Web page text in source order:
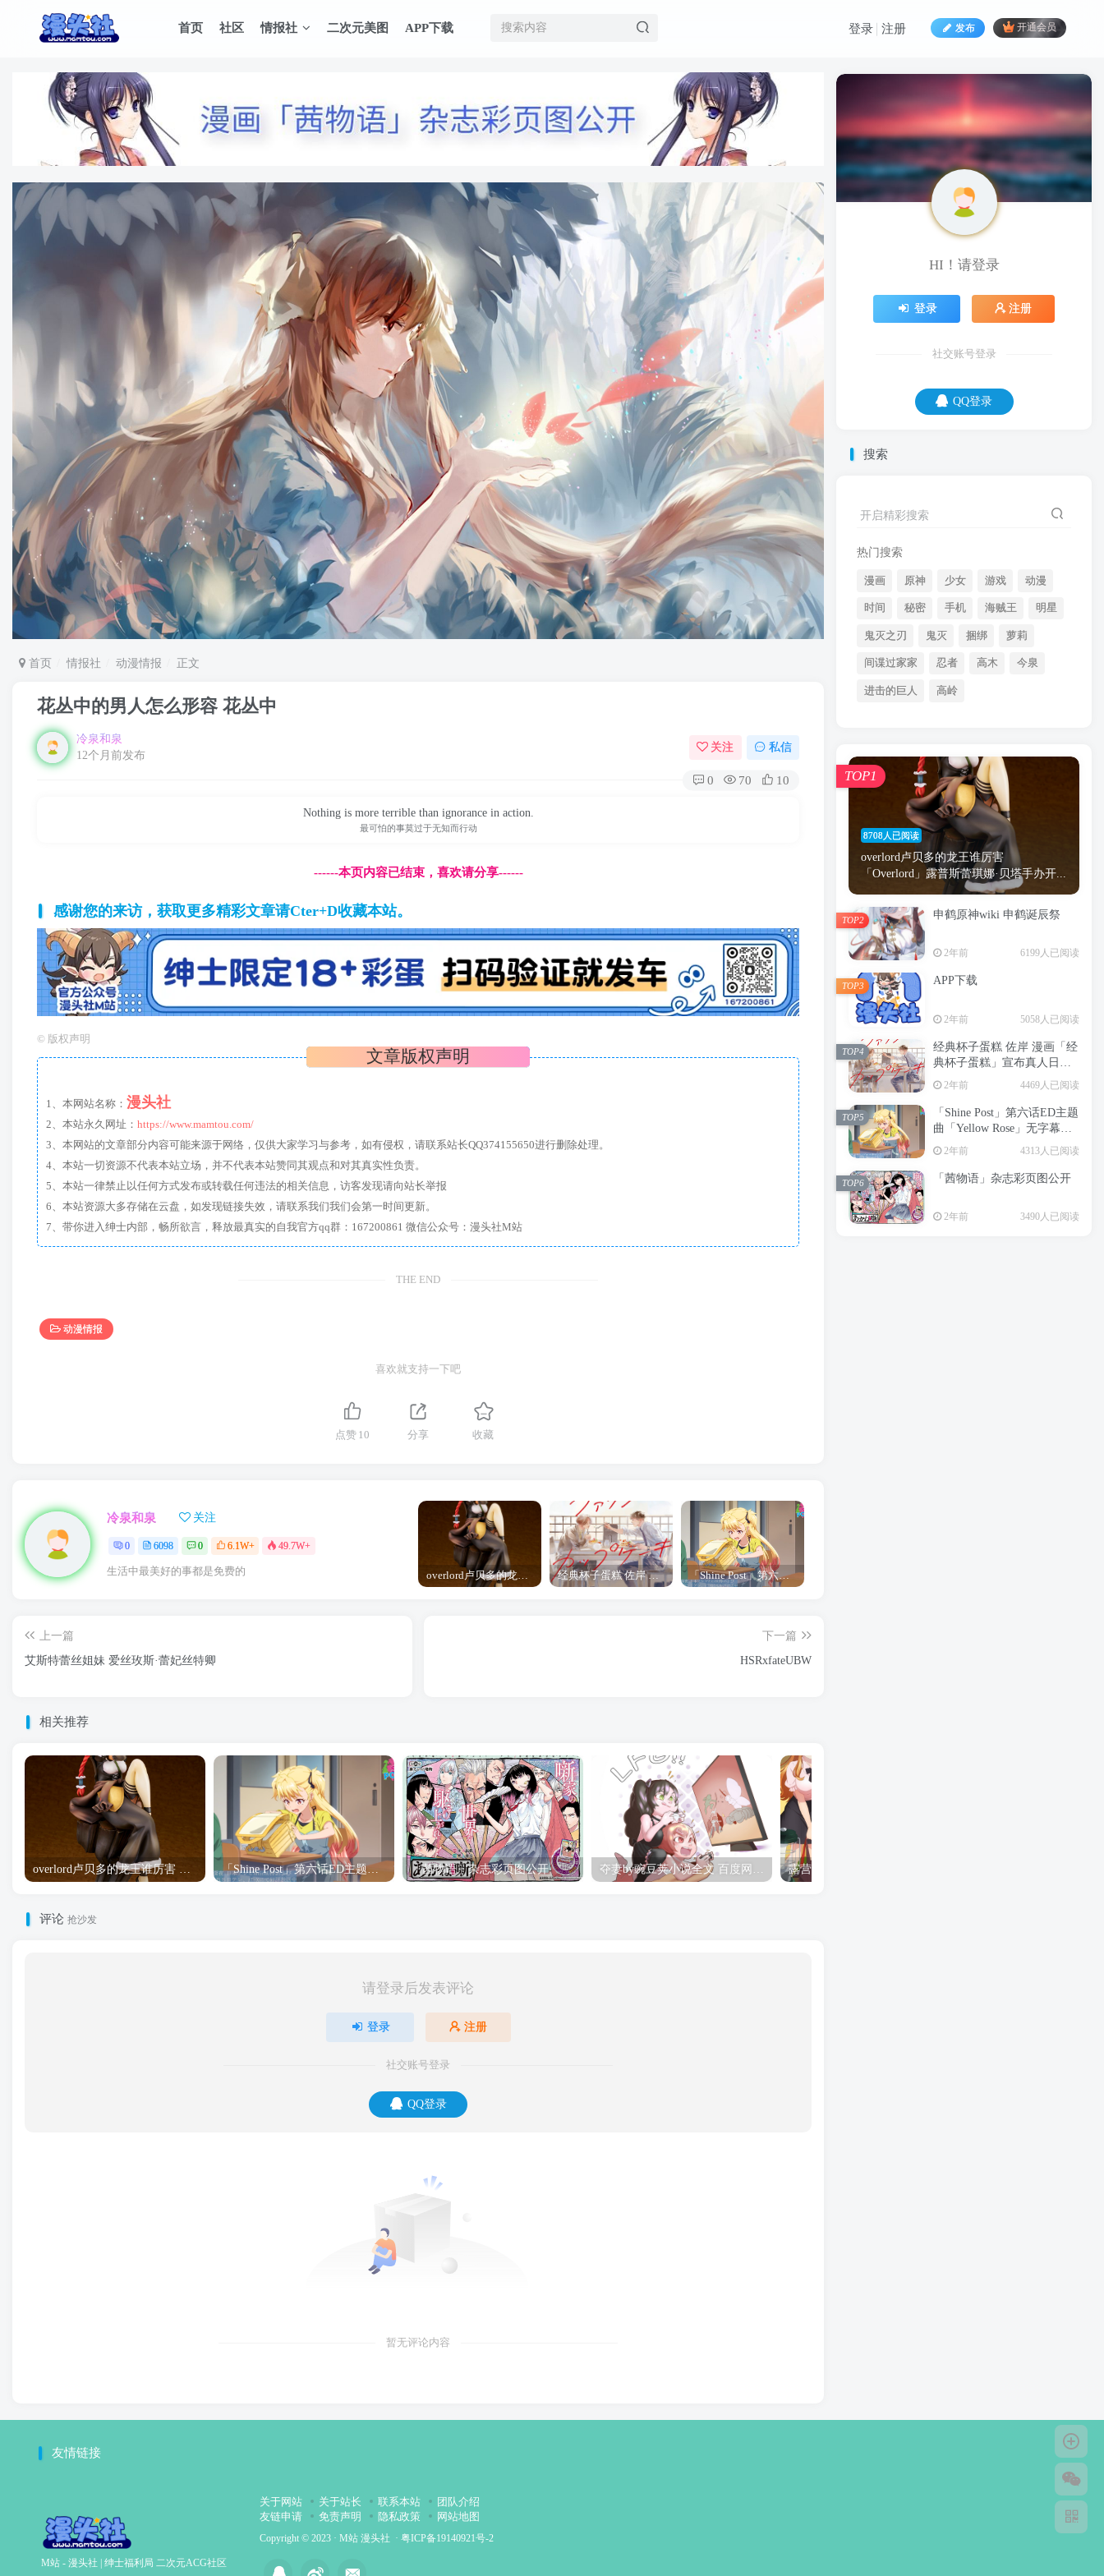
首页 社区 情报社 二次元美图 APP下载 发布 开通会员
登录 注册
首页 情报社 动漫情报 正文
花丛中的男人怎么形容 花丛中
冷泉和泉
12个月前发布
关注 私信
0 70 10
Nothing is more terrible than ignorance in action.
最可怕的事莫过于无知而行动
------本页内容已结束，喜欢请分享------
感谢您的来访，获取更多精彩文章请Cter+D收藏本站。
© 版权声明
文章版权声明
1、本网站名称： 漫头社
2、本站永久网址： https://www.mamtou.com/
3、本网站的文章部分内容可能来源于网络，仅供大家学习与参考，如有侵权，请联系站长QQ374155650进行删除处理。
4、本站一切资源不代表本站立场，并不代表本站赞同其观点和对其真实性负责。
5、本站一律禁止以任何方式发布或转载任何违法的相关信息，访客发现请向站长举报
6、本站资源大多存储在云盘，如发现链接失效，请联系我们我们会第一时间更新。
7、带你进入绅士内部，畅所欲言，释放最真实的自我官方qq群：167200861 微信公众号：漫头社M站
THE END
动漫情报
喜欢就支持一下吧
点赞 10 分享 收藏
冷泉和泉 关注
0 6098 0 6.1W+ 49.7W+
生活中最美好的事都是免费的 overlord卢贝多的龙王谁厉害 「Overlord」露普斯蕾琪娜·贝塔手办开订 经典杯子蛋糕 佐岸 漫画「经典杯子蛋糕」宣布真人日剧化 「Shine Post」第六话ED主题曲「Yellow Rose」无字幕MV公开
上一篇
艾斯特蕾丝姐妹 爱丝玫斯·蕾妃丝特卿
下一篇
HSRxfateUBW
相关推荐
overlord卢贝多的龙王谁厉害 「Overlord」露普斯蕾琪娜·贝塔手办开订 「Shine Post」第六话ED主题曲「Yellow Rose」无字幕MV公开 「茜物语」杂志彩页图公开 夺妻by豌豆荚小说全文 百度网盘 Duo!
评论 抢沙发
请登录后发表评论
登录 注册
社交账号登录
QQ登录
暂无评论内容
HI！请登录
登录 注册
社交账号登录
QQ登录
搜索
开启精彩搜索
热门搜索
漫画 原神 少女 游戏 动漫
时间 秘密 手机 海贼王 明星
鬼灭之刃 鬼灭 捆绑 萝莉
间谍过家家 忍者 高木 今泉
进击的巨人 高岭
8708人已阅读
overlord卢贝多的龙王谁厉害
「Overlord」露普斯蕾琪娜·贝塔手办开...
TOP1
申鹤原神wiki 申鹤诞辰祭
2年前 6199人已阅读
TOP2
APP下载
2年前 5058人已阅读
TOP3
经典杯子蛋糕 佐岸 漫画「经
典杯子蛋糕」宣布真人日剧
化
2年前 4469人已阅读
TOP4
「Shine Post」第六话ED主题
曲「Yellow Rose」无字幕MV
公开
2年前 4313人已阅读
TOP5
「茜物语」杂志彩页图公开
2年前 3490人已阅读
TOP6
HI！请登录
登录 注册
社交账号登录
QQ登录
你看人家鸭子，水上面保持着冷静，水下
时间 秘密 手机 海贼王
鬼灭 捆绑 萝莉
间谍过家家 忍者 高木
进击的巨人 高岭
8708人已阅读
overlord卢贝多的龙王谁厉害
「Overlord」露普斯蕾琪娜·贝塔手办开...
TOP1
申鹤原神wiki 申鹤诞辰祭
2年前 6199人已阅读
TOP2
APP下载
2年前 5058人已阅读
TOP3
经典杯子蛋糕 佐岸 漫画「经
典杯子蛋糕」宣布真人日剧
TOP4
友情链接
M站 - 漫头社 | 绅士福利局 二次元ACG社区
关于网站 关于站长 联系本站
团队介绍
友链申请
免责声明 隐私政策 网站地图
Copyright © 2023 · M站 漫头社 · 粤ICP备19140921号-2